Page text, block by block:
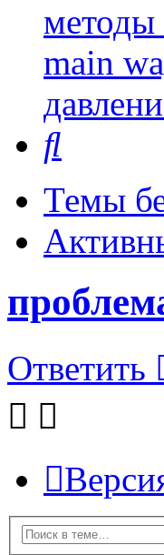
методы
main
Темы
Ответить